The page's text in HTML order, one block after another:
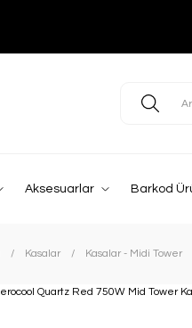
Aksesuarlar Barkod
Kasalar Kasalar - Midi Tower